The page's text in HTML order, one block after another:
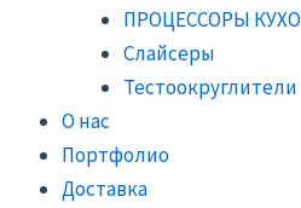
ПРОЦЕССОРЫ
Слайсеры
Тестоокруглители
О нас
Портфолио
Доставка